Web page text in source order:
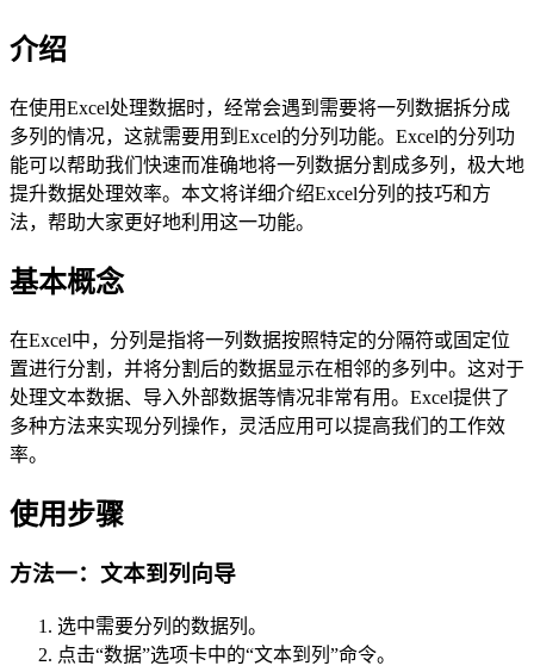
介绍
在使用Excel处理数据时，经常会遇到需要将一列数据拆分成
多列的情况，这就需要用到Excel的分列功能。Excel的分列功
能可以帮助我们快速而准确地将一列数据分割成多列，极大地
提升数据处理效率。本文将详细介绍Excel分列的技巧和方
法，帮助大家更好地利用这一功能。
基本概念
在Excel中，分列是指将一列数据按照特定的分隔符或固定位
置进行分割，并将分割后的数据显示在相邻的多列中。这对于
处理文本数据、导入外部数据等情况非常有用。Excel提供了
多种方法来实现分列操作，灵活应用可以提高我们的工作效
率。
使用步骤
方法一：文本到列向导
选中需要分列的数据列。
点击“数据”选项卡中的“文本到列”命令。